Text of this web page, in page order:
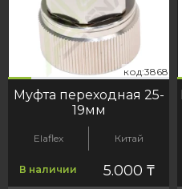
код:3868
Муфта переходная 25-
19мм
Elaflex Китай
В наличии 5.000 ₸
код:5986